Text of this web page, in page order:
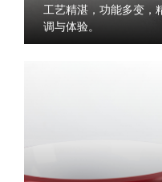
工艺精湛，功能多变，
调与体验。